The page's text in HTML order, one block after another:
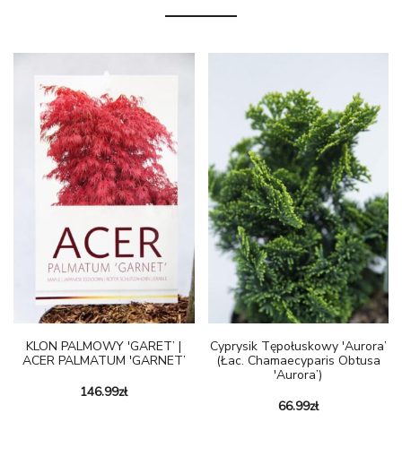
KLON PALMOWY 'GARET’ |
ACER PALMATUM 'GARNET’
146.99zł
Cyprysik Tępołuskowy 'Aurora’
(łac. Chamaecyparis Obtusa
'Aurora’)
66.99zł